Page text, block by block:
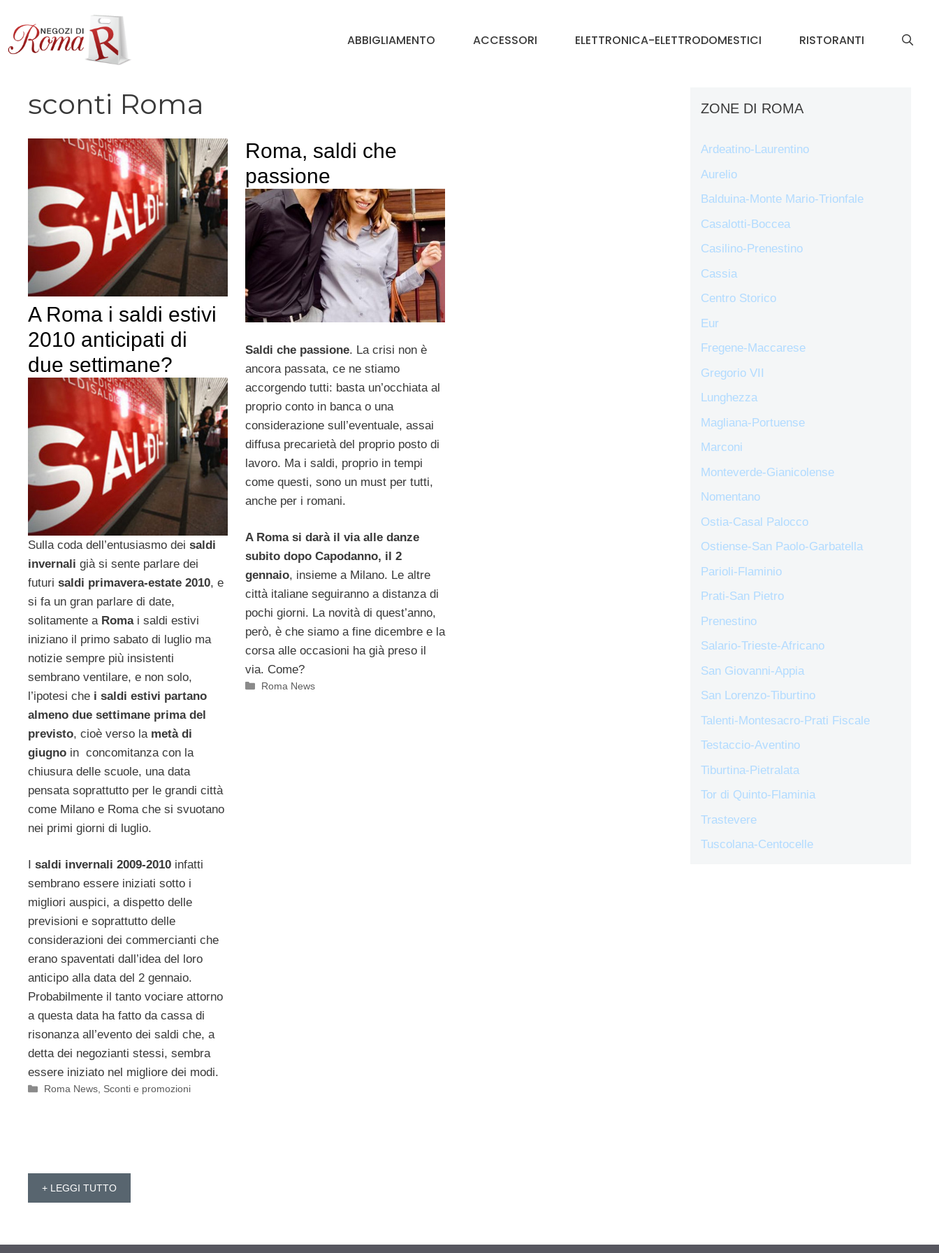
contenuto
ABBIGLIAMENTO ACCESSORI ELETTRONICA-ELETTRODOMESTICI RISTORANTI
sconti Roma
A Roma i saldi estivi
2010 anticipati di
due settimane?
Sulla coda dell’entusiasmo dei saldi
invernali già si sente parlare dei
futuri saldi primavera-estate 2010, e
si fa un gran parlare di date,
solitamente aRomai saldi estivi
iniziano il primo sabato di luglio ma
notizie sempre più insistenti
sembrano ventilare, e non solo,
l’ipotesi che i saldi estivi partano
almeno due settimane prima del
previsto, cioè verso lametà di
giugno in concomitanza con la
chiusura delle scuole, una data
pensata soprattutto per le grandi città
come Milano e Roma che si svuotano
nei primi giorni di luglio.
saldi invernali 2009-2010 infatti
sembrano essere iniziati sotto i
migliori auspici, a dispetto delle
previsioni e soprattutto delle
considerazioni dei commercianti che
erano spaventati dall’idea del loro
anticipo alla data del 2 gennaio.
Probabilmente il tanto vociare attorno
a questa data ha fatto da cassa di
risonanza all’evento dei saldi che, a
detta dei negozianti stessi, sembra
essere iniziato nel migliore dei modi.
Categorie
Roma News, Sconti e promozioni
Roma, saldi che
passione
Saldi che passione. La crisi non è
ancora passata, ce ne stiamo
accorgendo tutti: basta un’occhiata al
proprio conto in banca o una
considerazione sull’eventuale, assai
diffusa precarietà del proprio posto di
lavoro. Ma i saldi, proprio in tempi
come questi, sono un must per tutti,
anche per i romani.
A Roma si darà il via alle danze
subito dopo Capodanno, il 2
gennaio, insieme a Milano. Le altre
città italiane seguiranno a distanza di
pochi giorni. La novità di quest’anno,
però, è che siamo a fine dicembre e la
corsa alle occasioni ha già preso il
via. Come?
Categorie
Roma News
+ LEGGI TUTTO
ZONE DI ROMA
Ardeatino-Laurentino
Aurelio
Balduina-Monte Mario-Trionfale
Casalotti-Boccea
Casilino-Prenestino
Cassia
Centro Storico
Eur
Fregene-Maccarese
Gregorio VII
Lunghezza
Magliana-Portuense
Marconi
Monteverde-Gianicolense
Nomentano
Ostia-Casal Palocco
Ostiense-San Paolo-Garbatella
Parioli-Flaminio
Prati-San Pietro
Prenestino
Salario-Trieste-Africano
San Giovanni-Appia
San Lorenzo-Tiburtino
Talenti-Montesacro-Prati Fiscale
Testaccio-Aventino
Tiburtina-Pietralata
Tor di Quinto-Flaminia
Trastevere
Tuscolana-Centocelle